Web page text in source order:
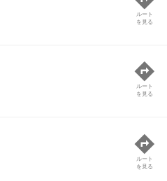
ルート
を見る
ルート
を見る
ルート
を見る